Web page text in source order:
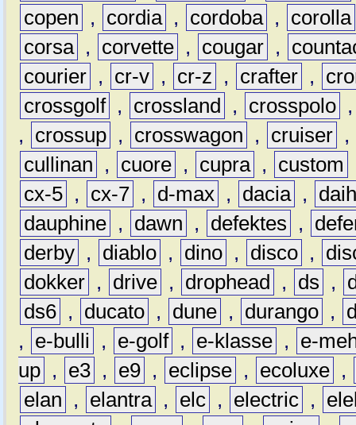
copen
, cordia , cordoba ,
corolla
corsa , corvette , cougar ,
courier , cr-v , cr-z , crafter ,
crossgolf , crossland , crosspolo
,
crossup , crosswagon , cruiser ,
cullinan
, cuore , cupra , custom
cx-5 , cx-7 , d-max , dacia ,
dauphine , dawn , defektes ,
derby , diablo , dino , disco ,
dokker , drive , drophead , ds ,
ds6 , ducato , dune , durango ,
,
e-bulli , e-golf , e-klasse ,
e-
up , e3 , e9 , eclipse , ecoluxe ,
elan
, elantra , elc , electric ,